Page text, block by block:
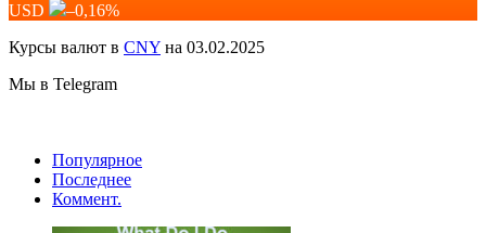
USD
–0,16%
Курсы валют в CNY на 03.02.2025
Мы в Telegram
Популярное
Последнее
Коммент.